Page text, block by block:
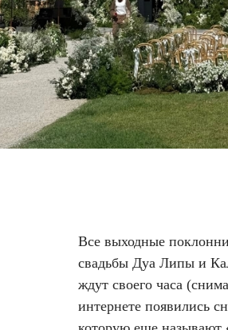
Все выходные
свадьбы Дуа Липы и
ждут своего часа
интернете появились